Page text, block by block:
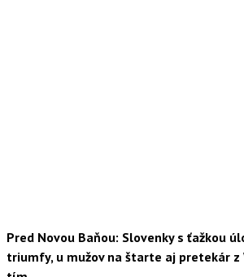
Pred Novou Baňou: Slovenky s ťažkou
triumfy, u mužov na štarte aj pretekár z